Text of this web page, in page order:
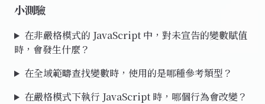
小測驗
在非嚴格模式的 JavaScript 中，對未宣告的變數賦值
時，會發生什麼？
在全域範疇查找變數時，使用的是哪種參考類型？
在嚴格模式下執行 JavaScript 時，哪個行為會改變？